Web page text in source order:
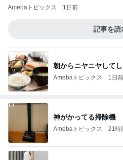
Amebaトピックス 1日前
記事を読
朝からニヤニヤして
Amebaトピックス 1日前
神がかってる掃除機
Amebaトピックス 21時